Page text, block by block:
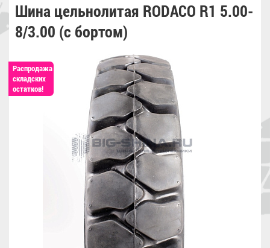
Шина цельнолитая RODACO R1 5.00-
8/3.00 (с бортом)
Распродажа
складских
остатков!